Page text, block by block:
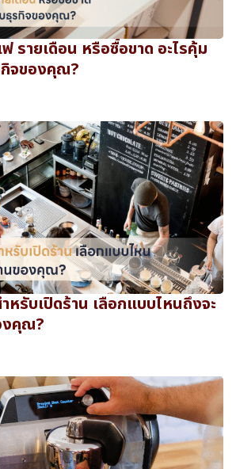
รายเดือน หรือซื้อขาด อะไรคุ้ม
จของคุณ?
หรับเปิดร้าน เลือกแบบไหนถึงจะ
งคุณ?